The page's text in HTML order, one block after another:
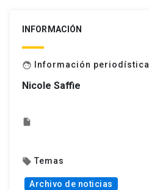
INFORMACIÓN
face Información periodística
Nicole Saffie
insert_drive_file
local_offer Temas
Archivo de noticias